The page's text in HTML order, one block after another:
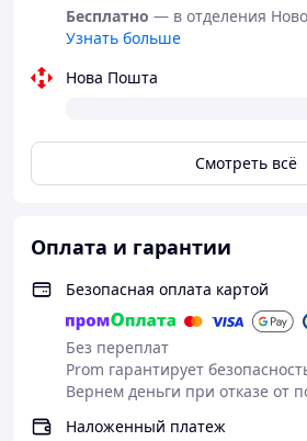
Бесплатно — в отделения
Узнать больше
Нова Пошта
Смотреть всё
Оплата и гарантии
Безопасная оплата картой
Без переплат
Prom гарантирует
Вернем деньги при отказе от
Наложенный платеж